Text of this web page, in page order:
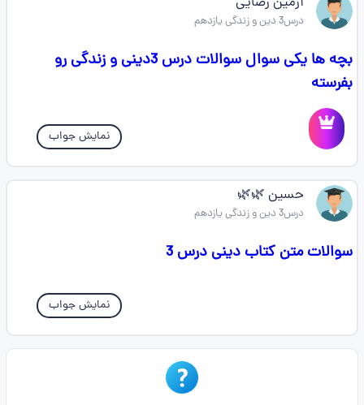
درس3 دین و زندگی یازدهم
بچه ها یکی سوال سوالات درس 3دینی و زندگی رو
بفرسته
نمایش جواب
حسین 🌿🌿
درس3 دین و زندگی یازدهم
سوالات متن کتاب دینی درس 3
نمایش جواب